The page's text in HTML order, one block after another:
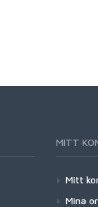
MITT
Mitt
Mina